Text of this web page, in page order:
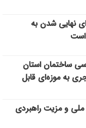
نهایی شدن به
است
ساختمان استان
به موزه‌ای قابل
ملی و مزیت راهبردی